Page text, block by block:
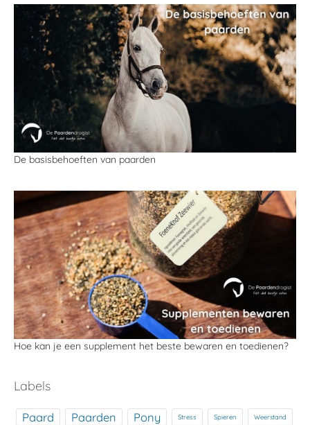
De basisbehoeften van paarden
Hoe kan je een supplement het beste bewaren en toedienen?
Labels
Paard Paarden Pony Stress Spieren Weerstand